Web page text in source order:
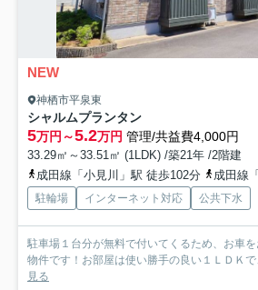
NEW
神栖市平泉東
シャルムプランタン
5万円～5.2万円 管理/共益費4,000円
33.29㎡～33.51㎡ (1LDK) /築21年 /2階建
成田線「小見川」駅 徒歩102分
成田線
駐輪場 インターネット対応 公共下水
駐車場１台分が無料で付いてくるため、お車
物件です！お部屋は使い勝手の良い１ＬＤＫ
見る